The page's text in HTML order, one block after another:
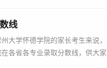
线
大学怀德学院的家长考生来说，
各省各专业录取分数线，供大家